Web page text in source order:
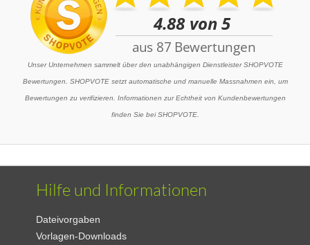
Unser Unternehmen sammelt über den unabhängigen Dienstleister SHOPVOTE
Bewertungen. SHOPVOTE setzt automatische und manuelle Massnahmen ein, um
Bewertungen zu verifizieren. Informationen zur Echtheit von Kundenbewertungen
finden Sie bei SHOPVOTE.
Hilfe und Informationen
Dateivorgaben
Vorlagen-Downloads